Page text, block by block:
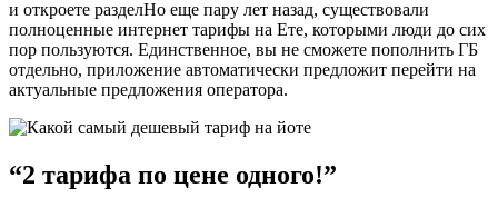
и откроете разделНо еще пару лет назад, существовали
полноценные интернет тарифы на Ете, которыми люди до сих
пор пользуются. Единственное, вы не сможете пополнить ГБ
отдельно, приложение автоматически предложит перейти на
актуальные предложения оператора.
“2 тарифа по цене одного!”